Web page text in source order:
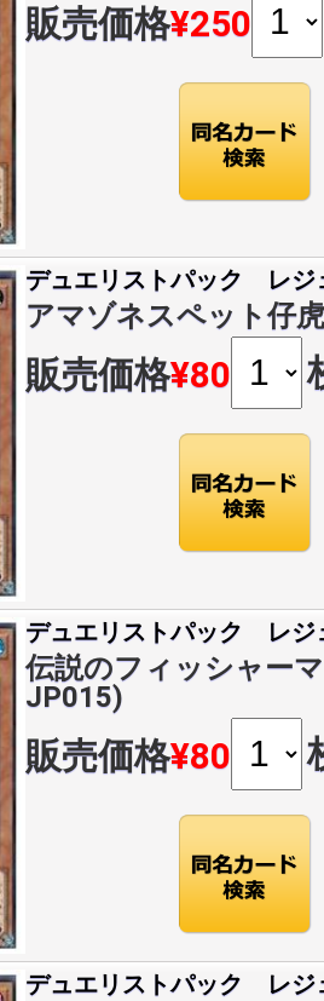
販売価格¥250
デュエリストパック レジ
アマゾネスペット仔
販売価格¥80
デュエリストパック レジ
伝説のフィッシャー
JP015)
販売価格¥80
デュエリストパック レジ